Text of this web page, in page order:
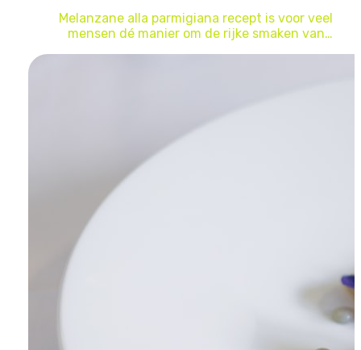
Melanzane alla parmigiana recept is voor veel
mensen dé manier om de rijke smaken van…